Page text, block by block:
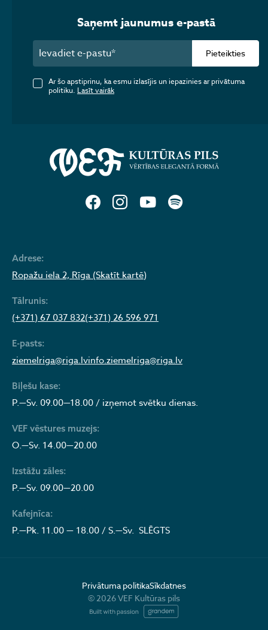
Adrese:
Ropažu iela 2, Rīga (Skatīt kartē)
Tālrunis:
(+371) 67 037 832(+371) 26 596 971
E-pasts:
ziemelriga@riga.lvinfo.ziemelriga@riga.lv
Biļešu kase:
P.—Sv. 09.00—18.00 / izņemot svētku dienas.
VEF vēstures muzejs:
O.—Sv. 14.00—20.00
Izstāžu zāles:
P.—Sv. 09.00—20.00
Kafejnīca:
P.—Pk. 11.00 — 18.00 / S.—Sv. SLĒGTS
Saņemt jaunumus e-pastā
Pieteikties
Ar šo apstiprinu, ka esmu izlasījis un iepazinies ar privātuma
politiku. Lasīt vairāk
Privātuma politikaSīkdatnes
© 2026 VEF Kultūras pils